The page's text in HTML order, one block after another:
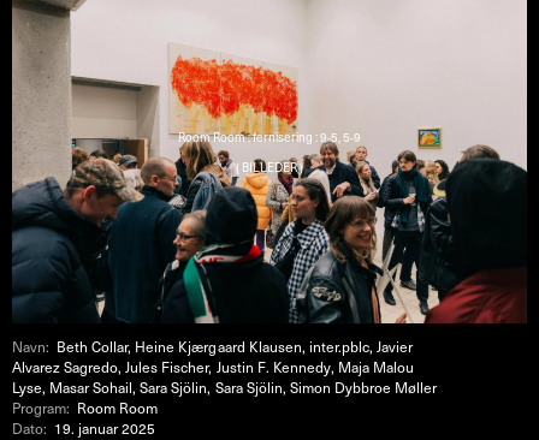
Room Room : fernisering : 9-5, 5-9
( BILLEDER )
Navn: Beth Collar, Heine Kjærgaard Klausen, inter.pblc, Javier
Alvarez Sagredo, Jules Fischer, Justin F. Kennedy, Maja Malou
Lyse, Masar Sohail, Sara Sjölin, Sara Sjölin, Simon Dybbroe Møller
Program: Room Room
Dato: 19. januar 2025